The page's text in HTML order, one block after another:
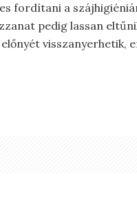
fordítani a
pedig lassan
visszanyerhetik,